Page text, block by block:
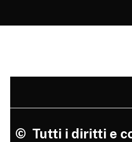
© Tutti i diritti e